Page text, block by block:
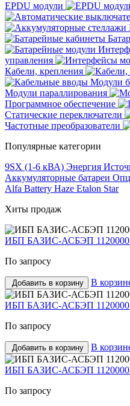
EPDU модули
управления
Кабели, крепления
Модули
Модули параллирования
Программное обеспечение
Статические переключатели
Частотные преобразователи
Популярные категории
9SX (1-6 кВА) Энергия
Аккумуляторные батареи
Alfa Battery Haze Etalon Star
Хиты продаж
ИБП БАЗИС-АСБЭП
По запросу
Добавить в корзину В
ИБП БАЗИС-АСБЭП
По запросу
Добавить в корзину В
ИБП БАЗИС-АСБЭП
По запросу